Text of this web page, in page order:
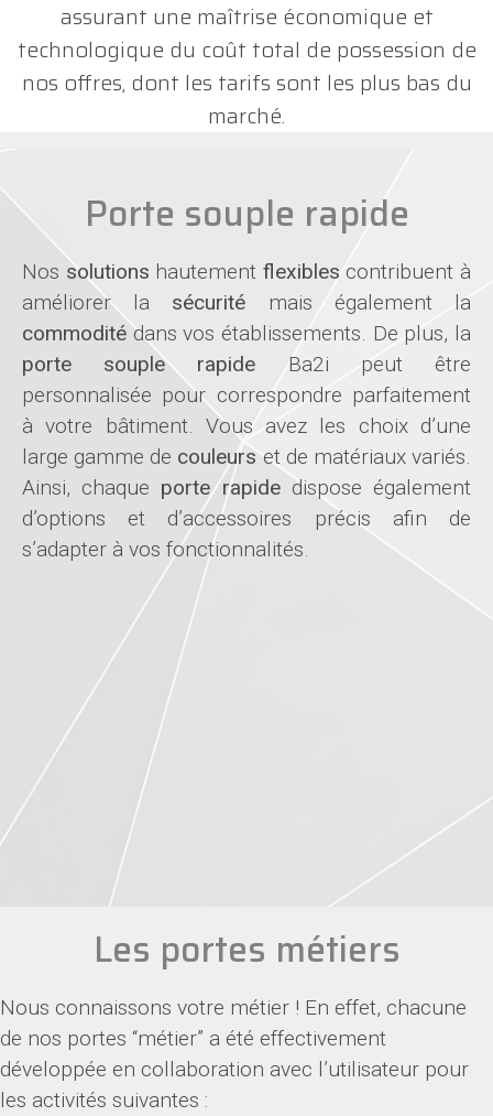
assurant une maîtrise économique et
technologique du coût total de possession de
nos offres, dont les tarifs sont les plus bas du
marché.
Porte souple rapide
Nos solutions hautement flexibles contribuent à
améliorer la sécurité mais également la
commoditédans vos établissements. De plus, la
porte souple rapide Ba2i peut être
personnalisée pour correspondre parfaitement
à votre bâtiment. Vous avez les choix d’une
large gamme de couleurset de matériaux variés.
Ainsi, chaque porte rapidedispose également
d’options et d’accessoires précis afin de
s’adapter à vos fonctionnalités.
Les portes métiers
Nous connaissons votre métier ! En effet, chacune
de nos portes “métier” a été effectivement
développée en collaboration avec l’utilisateur pour
les activités suivantes :